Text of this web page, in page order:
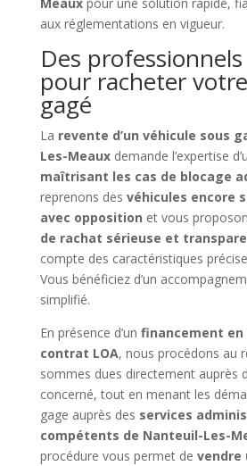
aux réglementations en vigueur.
Des
pour racheter
gagé
La revente d’un véhicule sous
Les-Meauxdemande l’expertise
maîtrisant les cas de blocage
reprenons des véhicules encore
avec opposition et vous
de rachat sérieuse et
compte des caractéristiques
Vous bénéficiez d’un
simplifié.
En présence d’un financement en
contrat LOA, nous procédons au
sommes dues directement auprès
concerné, tout en menant les
gage auprès des services
compétents de Nanteuil-Les-
procédure vous permet de vendre